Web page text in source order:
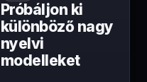
Próbáljon ki
különböző nagy
nyelvi
modelleket